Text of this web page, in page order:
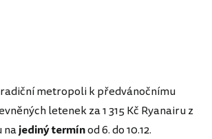
metropoli k předvánočnímu
letenek za 1 315 Kč Ryanairu z
najediný termínod 6. do 10.12.